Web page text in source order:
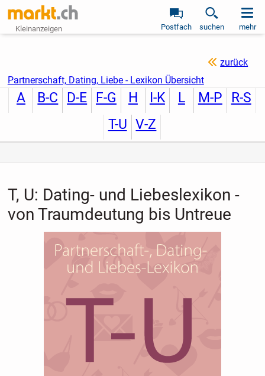
Kleinanzeigen Postfach suchen mehr
zurück
Partnerschaft, Dating, Liebe - Lexikon Übersicht
A B-C D-E F-G H I-K L M-P
R-S
T-U V-Z
T, U: Dating- und Liebeslexikon -
von Traumdeutung bis Untreue